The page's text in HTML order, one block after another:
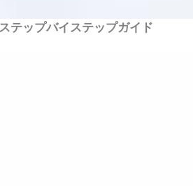
テップバイステップガイド